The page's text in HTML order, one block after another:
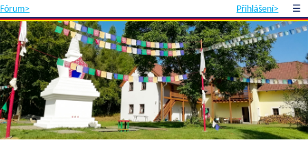
Fórum> Přihlášení> ☰